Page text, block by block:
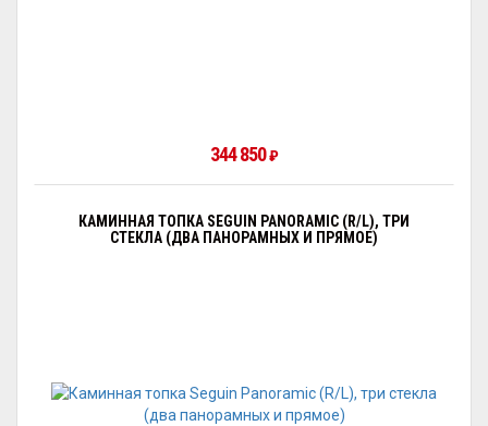
344 850₽
КАМИННАЯ ТОПКА SEGUIN PANORAMIC (R/L), ТРИ
СТЕКЛА (ДВА ПАНОРАМНЫХ И ПРЯМОЕ)